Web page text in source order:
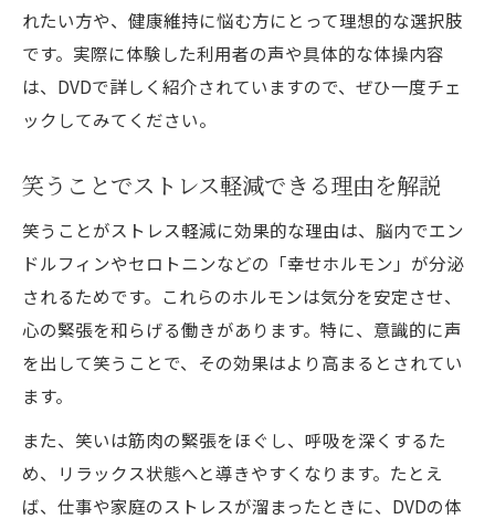
れたい方や、健康維持に悩む方にとって理想的な選択肢
です。実際に体験した利用者の声や具体的な体操内容
は、DVDで詳しく紹介されていますので、ぜひ一度チェ
ックしてみてください。
笑うことでストレス軽減できる理由を解説
笑うことがストレス軽減に効果的な理由は、脳内でエン
ドルフィンやセロトニンなどの「幸せホルモン」が分泌
されるためです。これらのホルモンは気分を安定させ、
心の緊張を和らげる働きがあります。特に、意識的に声
を出して笑うことで、その効果はより高まるとされてい
ます。
また、笑いは筋肉の緊張をほぐし、呼吸を深くするた
め、リラックス状態へと導きやすくなります。たとえ
ば、仕事や家庭のストレスが溜まったときに、DVDの体